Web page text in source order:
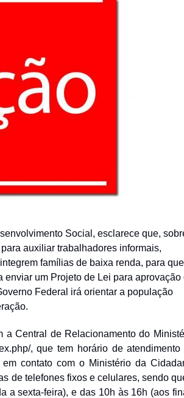
Social, esclarece que,
auxiliar trabalhadores informais,
famílias de baixa renda, para que
um Projeto de Lei para aprovação
Federal irá orientar a população
a Central de Relacionamento do
, que tem horário de atendimento
contato com o Ministério da
de telefones fixos e celulares, sendo
a sexta-feira), e das 10h às 16h (aos